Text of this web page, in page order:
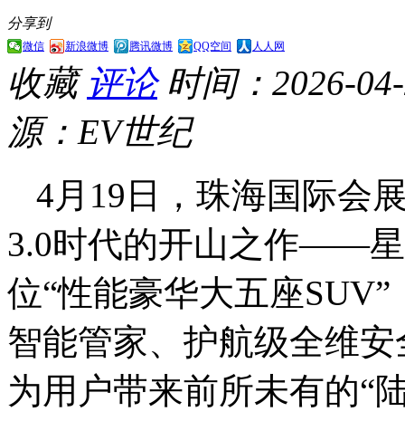
分享到
微信 新浪微博 腾讯微博 QQ空间 人人网
收藏 评论 时间：2026-
源：EV世纪
4月19日，珠海国际会
3.0时代的开山之作——
位“性能豪华大五座
智能管家、护航级全维
为用户带来前所未有的“